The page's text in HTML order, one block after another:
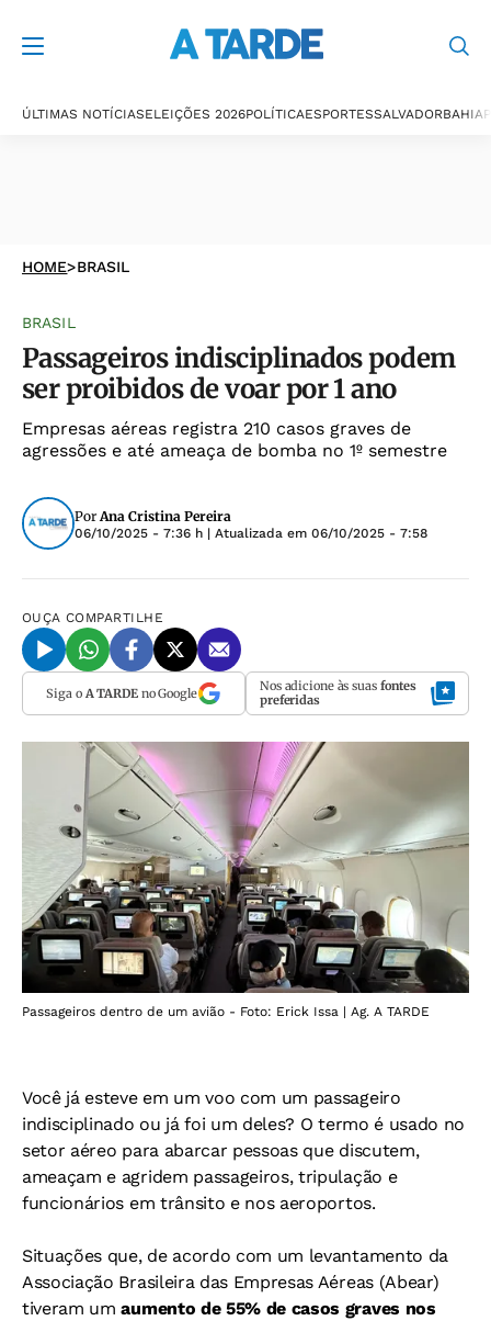
ÚLTIMAS NOTÍCIASELEIÇÕES 2026POLÍTICAESPORTESSALVADORBAHIA
HOME>BRASIL
BRASIL
Passageiros indisciplinados podem
ser proibidos de voar por 1 ano
Empresas aéreas registra 210 casos graves de
agressões e até ameaça de bomba no 1º semestre
PorAna Cristina Pereira
06/10/2025 - 7:36 h | Atualizada em 06/10/2025 - 7:58
OUÇA COMPARTILHE
Siga o A TARDEno Google Nos adicione às suas fontes
preferidas
Passageiros dentro de um avião - Foto: Erick Issa | Ag. A TARDE
Você já esteve em um voo com um passageiro
indisciplinado ou já foi um deles? O termo é usado no
setor aéreo para abarcar pessoas que discutem,
ameaçam e agridem passageiros, tripulação e
funcionários em trânsito e nos aeroportos.
Situações que, de acordo com um levantamento da
Associação Brasileira das Empresas Aéreas (Abear)
tiveram umaumento de 55% de casos graves nos